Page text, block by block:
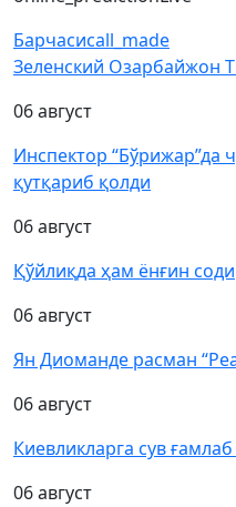
Барчасиcall_made
Зеленский Озарбайжон
06 август
Инспектор “Бўрижар”да
қутқариб қолди
06 август
Қўйлиқда ҳам ёнғин
06 август
Ян Диоманде расман
06 август
Киевликларга сув
06 август